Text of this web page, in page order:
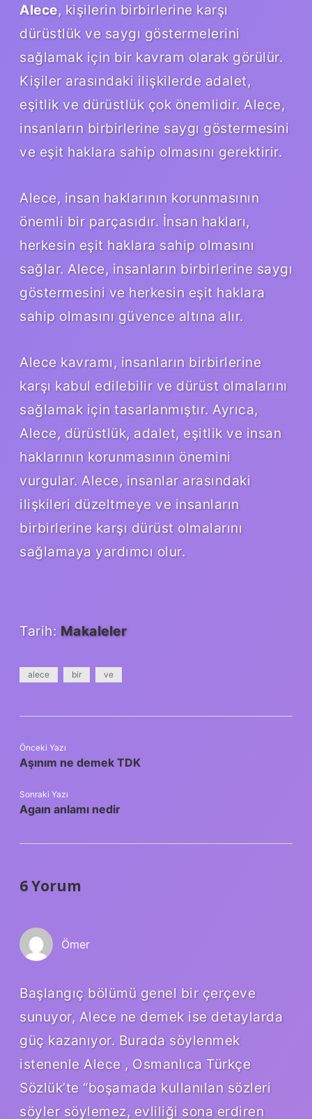
Alece, kişilerin birbirlerine karşı
dürüstlük ve saygı göstermelerini
sağlamak için bir kavram olarak görülür.
Kişiler arasındaki ilişkilerde adalet,
eşitlik ve dürüstlük çok önemlidir. Alece,
insanların birbirlerine saygı göstermesini
ve eşit haklara sahip olmasını gerektirir.
Alece, insan haklarının korunmasının
önemli bir parçasıdır. İnsan hakları,
herkesin eşit haklara sahip olmasını
sağlar. Alece, insanların birbirlerine saygı
göstermesini ve herkesin eşit haklara
sahip olmasını güvence altına alır.
Alece kavramı, insanların birbirlerine
karşı kabul edilebilir ve dürüst olmalarını
sağlamak için tasarlanmıştır. Ayrıca,
Alece, dürüstlük, adalet, eşitlik ve insan
haklarının korunmasının önemini
vurgular. Alece, insanlar arasındaki
ilişkileri düzeltmeye ve insanların
birbirlerine karşı dürüst olmalarını
sağlamaya yardımcı olur.
Tarih: Makaleler
alece bir ve
Önceki Yazı
Aşınım ne demek TDK
Sonraki Yazı
Agaın anlamı nedir
6 Yorum
Ömer
Başlangıç bölümü genel bir çerçeve
sunuyor, Alece ne demek ise detaylarda
güç kazanıyor. Burada söylenmek
istenenle Alece , Osmanlıca Türkçe
Sözlük’te “boşamada kullanılan sözleri
söyler söylemez, evliliği sona erdiren